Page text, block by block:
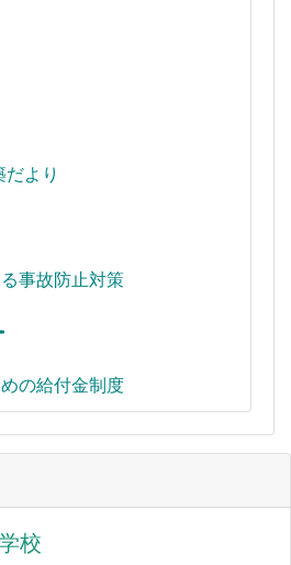
より
事故防止対策
の給付金制度
校